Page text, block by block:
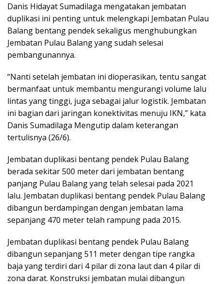
Danis Hidayat Sumadilaga mengatakan jembatan
duplikasi ini penting untuk melengkapi Jembatan Pulau
Balang bentang pendek sekaligus menghubungkan
Jembatan Pulau Balang yang sudah selesai
pembangunannya.
“Nanti setelah jembatan ini dioperasikan, tentu sangat
bermanfaat untuk membantu mengurangi volume lalu
lintas yang tinggi, juga sebagai jalur logistik. Jembatan
ini bagian dari jaringan konektivitas menuju IKN,” kata
Danis Sumadilaga Mengutip dalam keterangan
tertulisnya (26/6).
Jembatan duplikasi bentang pendek Pulau Balang
berada sekitar 500 meter dari jembatan bentang
panjang Pulau Balang yang telah selesai pada 2021
lalu. Jembatan duplikasi bentang pendek Pulau Balang
dibangun berdampingan dengan jembatan lama
sepanjang 470 meter telah rampung pada 2015.
Jembatan duplikasi bentang pendek Pulau Balang
dibangun sepanjang 511 meter dengan tipe rangka
baja yang terdiri dari 4 pilar di zona laut dan 4 pilar di
zona darat. Konstruksi jembatan mulai dibangun